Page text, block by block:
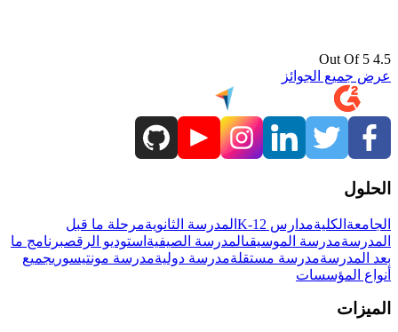
4.5 Out Of 5
عرض جميع الجوائز
الحلول
الجامعة الكليةمدارس K-12 المدرسة الثانويةمرحلة ما قبل
المدرسةمدرسة الموسيقىالمدرسة الصيفية استوديو الرقصبرنامج ما
بعد المدرسةمدرسة مستقلةمدرسة دوليةمدرسة مونتيسوريجميع
أنواع المؤسسات
الميزات